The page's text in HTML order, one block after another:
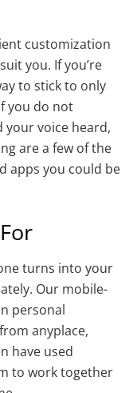
customization
you. If you’re
to stick to only
you do not
your voice heard,
are a few of the
apps you could be
turns into your
Our mobile-
personal
anyplace,
have used
to work together